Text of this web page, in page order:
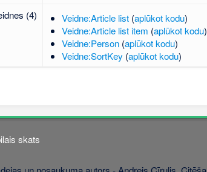
(4)
Veidne:Article list (aplūkot kodu)
Veidne:Article list item (aplūkot kodu)
Veidne:Person (aplūkot kodu)
Veidne:SortKey (aplūkot kodu)
skats